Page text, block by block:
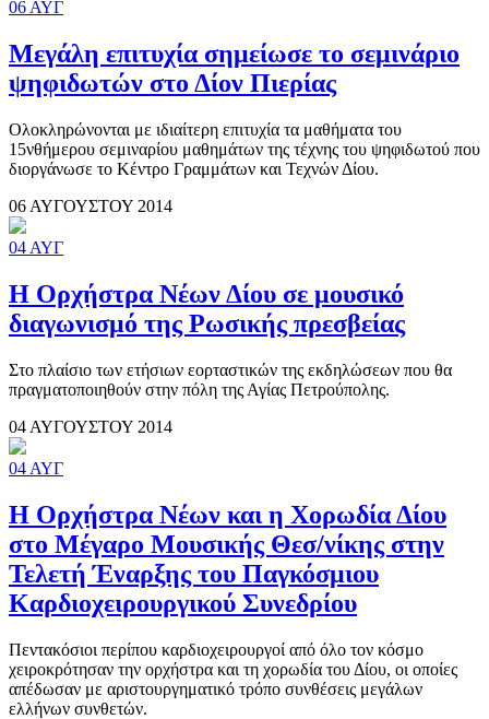
06 ΑΥΓ
Μεγάλη επιτυχία σημείωσε το σεμινάριο
ψηφιδωτών στο Δίον Πιερίας
Ολοκληρώνονται με ιδιαίτερη επιτυχία τα μαθήματα του
15νθήμερου σεμιναρίου μαθημάτων της τέχνης του ψηφιδωτού που
διοργάνωσε το Κέντρο Γραμμάτων και Τεχνών Δίου.
06 ΑΥΓΟΥΣΤΟΥ 2014
04 ΑΥΓ
Η Ορχήστρα Νέων Δίου σε μουσικό
διαγωνισμό της Ρωσικής πρεσβείας
Στο πλαίσιο των ετήσιων εορταστικών της εκδηλώσεων που θα
πραγματοποιηθούν στην πόλη της Αγίας Πετρούπολης.
04 ΑΥΓΟΥΣΤΟΥ 2014
04 ΑΥΓ
Η Ορχήστρα Νέων και η Χορωδία Δίου
στο Μέγαρο Μουσικής Θεσ/νίκης στην
Τελετή Έναρξης του Παγκόσμιου
Καρδιοχειρουργικού Συνεδρίου
Πεντακόσιοι περίπου καρδιοχειρουργοί από όλο τον κόσμο
χειροκρότησαν την ορχήστρα και τη χορωδία του Δίου, οι οποίες
απέδωσαν με αριστουργηματικό τρόπο συνθέσεις μεγάλων
ελλήνων συνθετών.